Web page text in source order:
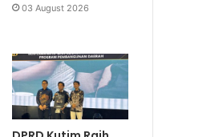
03 August 2026